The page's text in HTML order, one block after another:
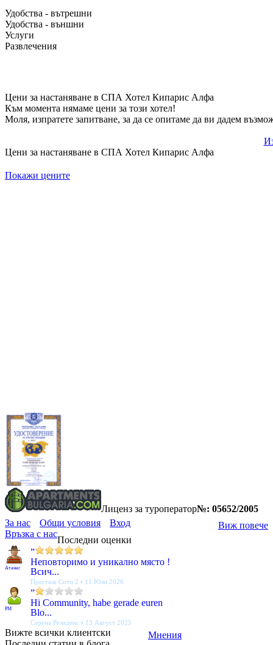
Удобства - вътрешни
Удобства - външни
Услуги
Развлечения
Цени за настаняване в СПА Хотел Кипарис Алфа
Към момента нямаме цени за този хотел!
Моля, изпратете запитване, за да се опитаме да ви дадем
Цени за настаняване в СПА Хотел Кипарис Алфа
Покажи цените
Лиценз за туроператор№: 05652/2005
Виж повече
За нас Общи условия
Вход
Връзка с нас
Последни оценки
Атанас
”
Неповторимо и уникално място !
Всич...
Престиж Сити 2 • 11 Юли 2026
PM
”
Hi Community, habe gerade euren
Blo...
Серена Резиденс • 13 Август 2025
Мнения
Вижте всички клиентски